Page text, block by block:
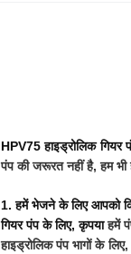
HPV75 हाइड्रोलिक गियर
पंप की जरूरत नहीं है,हम भी
1. हमें भेजने के लिए आपको
गियर पंप के लिए, कृपयाहमें
हाइड्रोलिक पंप भागों के